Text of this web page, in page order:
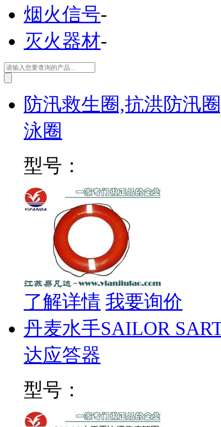
烟火信号-
灭火器材-
防汛救生圈,抗洪防汛
泳圈
型号：
了解详情 我要询价
丹麦水手SAILOR
达应答器
型号：